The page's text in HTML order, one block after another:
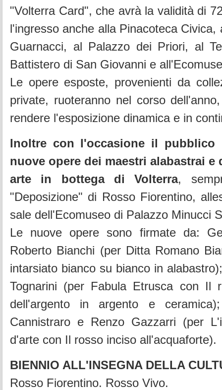
"Volterra Card", che avrà la validità di
l'ingresso anche alla Pinacoteca Civica,
Guarnacci, al Palazzo dei Priori, al
Battistero di San Giovanni e
Le opere esposte, provenienti da
private, ruoteranno nel corso
rendere l'esposizione dinamica e in
Inoltre con l'occasione il pubblico
nuove opere dei maestri alabastrai
arte in bottega di Volterra,
"Deposizione" di Rosso Fiorentino,
sale dell'Ecomuseo di Palazzo Minucci
Le nuove opere sono firmate da:
Roberto Bianchi (per Ditta Romano
intarsiato bianco su bianco in
Tognarini (per Fabula Etrusca con Il
dell'argento in argento e
Cannistraro e Renzo Gazzarri (per
d'arte con Il rosso inciso all'acquaforte).
BIENNIO ALL'INSEGNA DELLA
Rosso Fiorentino. Rosso Vivo.